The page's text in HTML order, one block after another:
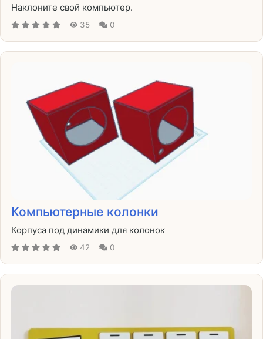
Наклоните свой компьютер.
35 0
Компьютерные колонки
Корпуса под динамики для колонок
42 0